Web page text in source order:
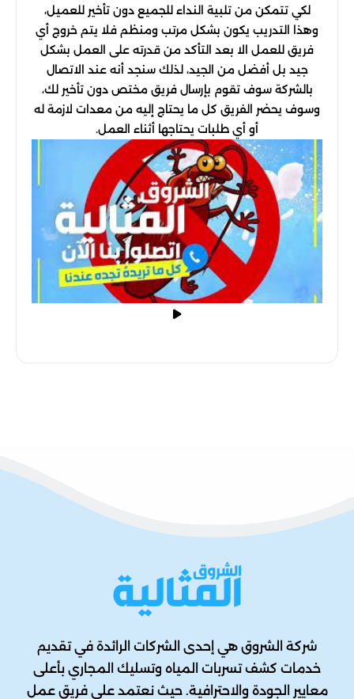
لكي تتمكن من تلبية النداء للجميع دون تأخير للعميل،
وهذا التدريب يكون بشكل مرتب ومنظم فلا يتم خروج أي
فريق للعمل الا بعد التأكد من قدرته على العمل بشكل
جيد بل أفضل من الجيد، لذلك سنجد أنه عند الاتصال
بالشركة سوف تقوم بإرسال فريق مختص دون تأخير لك،
وسوف يحضر الفريق كل ما يحتاج إليه من معدات لازمة له
أو أي طلبات يحتاجها أثناء العمل.
شركة الشروق هي إحدى الشركات الرائدة في تقديم
خدمات كشف تسربات المياه وتسليك المجاري بأعلى
معايير الجودة والاحترافية. حيث نعتمد على فريق عمل